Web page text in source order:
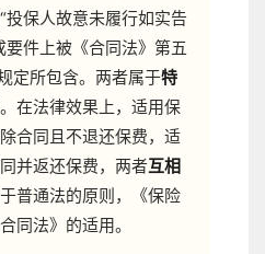
投保人故意未履行如实告
件上被《合同法》第五
定所包含。两者属于特
。在法律效果上，适用保
合同且不退还保费，适
并返还保费，两者互相
普通法的原则，《保险
同法》的适用。